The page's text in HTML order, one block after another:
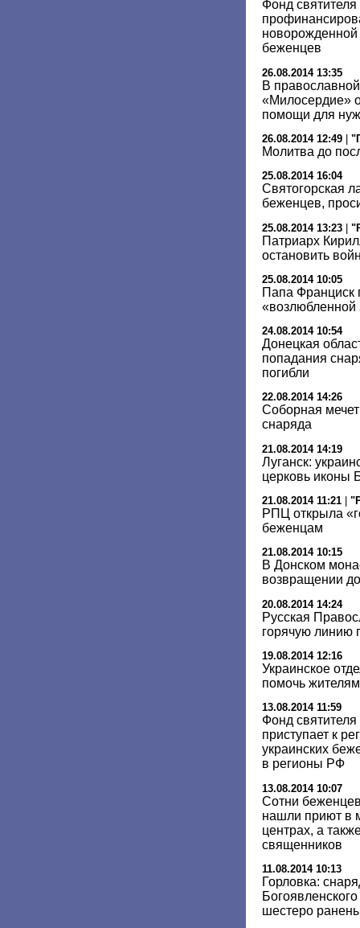
Фонд
новорожденной
беженцев
26.08.2014 13:35
В
«Милосердие»
помощи для
26.08.2014 12:49
Молитва до
25.08.2014 16:04
Святогорская
беженцев,
25.08.2014 13:23 |
Патриарх
остановить
25.08.2014 10:05
Папа Франциск
24.08.2014 10:54
Донецкая
попадания
погибли
22.08.2014 14:26
Соборная
снаряда
21.08.2014 14:19
Луганск:
церковь иконы
21.08.2014 11:21
РПЦ открыла
беженцам
21.08.2014 10:15
В Донском
возвращении
20.08.2014 14:24
Русская
горячую
19.08.2014 12:16
Украинское
помочь
13.08.2014 11:59
Фонд
приступает к
украинских
в регионы РФ
13.08.2014 10:07
Сотни
нашли приют в
центрах, а
священников
11.08.2014 10:13
Горловка:
шестеро